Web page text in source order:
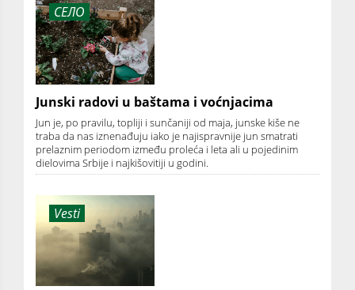
СЕЛО
Junski radovi u baštama i voćnjacima
Jun je, po pravilu, topliji i sunčaniji od maja, junske kiše ne
traba da nas iznenađuju iako je najispravnije jun smatrati
prelaznim periodom između proleća i leta ali u pojedinim
dielovima Srbije i najkišovitiji u godini.
Vesti